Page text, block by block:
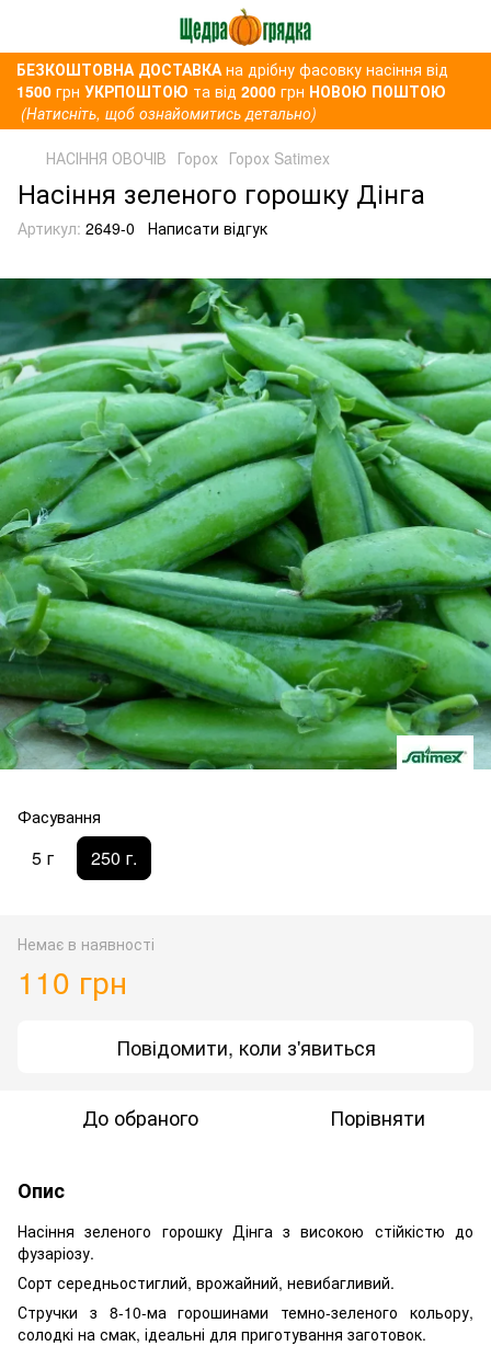
БЕЗКОШТОВНА ДОСТАВКАна дрібну фасовку насіння від
1500 грн УКРПОШТОЮ та від 2000 грн НОВОЮ ПОШТОЮ
(Натисніть, щоб ознайомитись детально)
НАСІННЯ ОВОЧІВ Горох Горох Satimex
Насіння зеленого горошку Дінга
Артикул: 2649-0 Написати відгук
Фасування
5 г 250 г.
Немає в наявності
110 грн
Повідомити, коли з'явиться
До обраного Порівняти
Опис
Насіння зеленого горошку Дінга з високою стійкістю до
фузаріозу.
Сорт середньостиглий, врожайний, невибагливий.
Стручки з 8-10-ма горошинами темно-зеленого кольору,
солодкі на смак, ідеальні для приготування заготовок.